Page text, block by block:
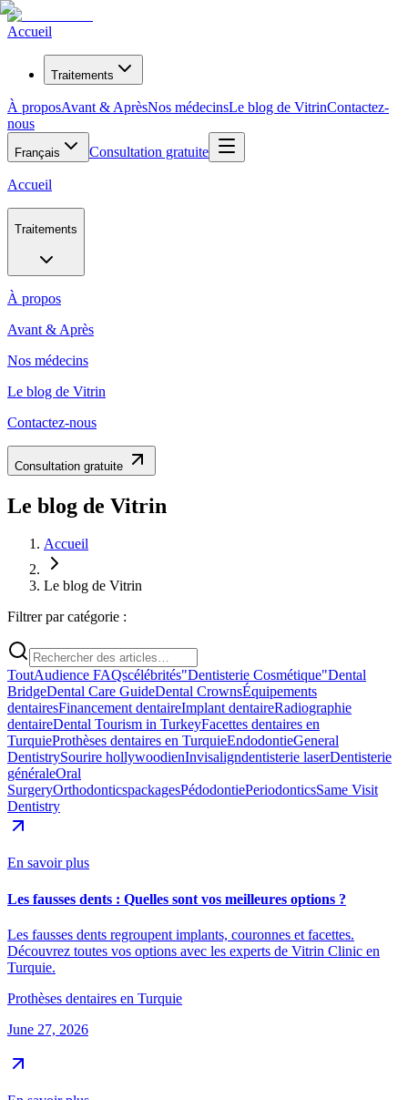
Accueil
Traitements
À proposAvant & AprèsNos médecinsLe blog de VitrinContactez-
nous
Français Consultation gratuite
Accueil
Traitements
À propos
Avant & Après
Nos médecins
Le blog de Vitrin
Contactez-nous
Consultation gratuite
Le blog de Vitrin
Accueil
Le blog de Vitrin
Filtrer par catégorie :
ToutAudience FAQscélébrités"Dentisterie Cosmétique"Dental
BridgeDental Care GuideDental CrownsÉquipements
dentairesFinancement dentaireImplant dentaireRadiographie
dentaireDental Tourism in TurkeyFacettes dentaires en
TurquieProthèses dentaires en TurquieEndodontieGeneral
DentistrySourire hollywoodienInvisaligndentisterie laserDentisterie
généraleOral
SurgeryOrthodonticspackagesPédodontiePeriodonticsSame Visit
Dentistry
En savoir plus
Les fausses dents : Quelles sont vos meilleures options ?
Les fausses dents regroupent implants, couronnes et facettes.
Découvrez toutes vos options avec les experts de Vitrin Clinic en
Turquie.
Prothèses dentaires en Turquie
June 27, 2026